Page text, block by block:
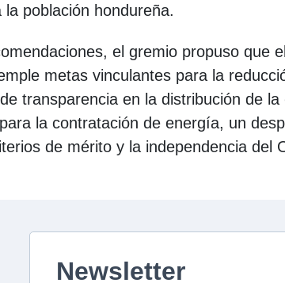
población hondureña.
el gremio propuso que
metas vinculantes para la
transparencia en la distribución de la
la contratación de energía, un
de mérito y la independencia del